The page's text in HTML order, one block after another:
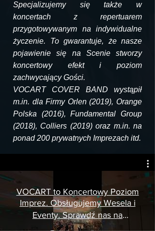
Specjalizujemy się także w
koncertach z repertuarem
przygotowywanym na indywidualne
życzenie. To gwarantuje, że nasze
pojawienie się na Scenie stworzy
koncertowy efekt i poziom
zachwycający Gości.
VOCART COVER BAND wystąpił
m.in. dla Firmy Orlen (2019), Orange
Polska (2016), Fundamental Group
(2018), Colliers (2019) oraz m.in. na
ponad 200 prywatnych Imprezach itd.
VOCART to Koncertowy Poziom
Imprez. Obsługujemy Wesela i
Eventy. Sprawdź nas na
www.vocart.eu